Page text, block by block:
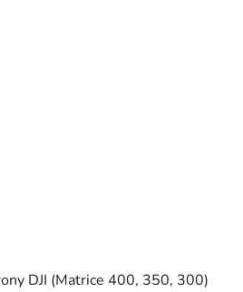
DJI (Matrice 400, 350, 300)